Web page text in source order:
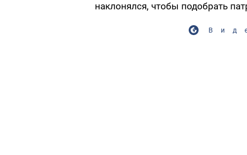
наклонялся, чтобы подобрать